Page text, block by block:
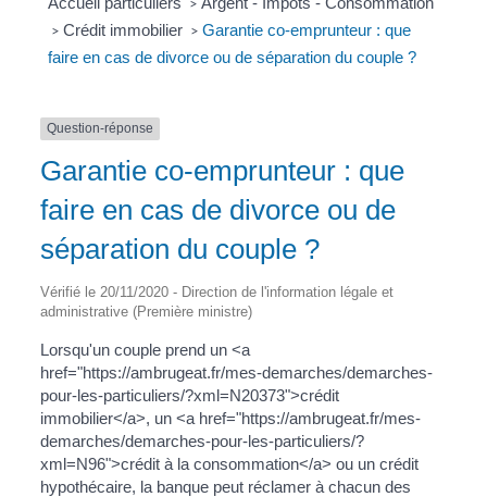
> Crédit immobilier > Garantie co-emprunteur : que
faire en cas de divorce ou de séparation du couple ?
Question-réponse
Garantie co-emprunteur : que
faire en cas de divorce ou de
séparation du couple ?
Vérifié le 20/11/2020 - Direction de l'information légale et
administrative (Première ministre)
Lorsqu'un couple prend un <a
href="https://ambrugeat.fr/mes-demarches/demarches-
pour-les-particuliers/?xml=N20373">crédit
immobilier</a>, un <a href="https://ambrugeat.fr/mes-
demarches/demarches-pour-les-particuliers/?
xml=N96">crédit à la consommation</a> ou un crédit
hypothécaire, la banque peut réclamer à chacun des